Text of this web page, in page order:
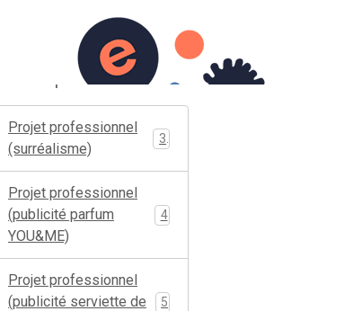
Contact
Albums photos
Projet professionnel
(surréalisme)
Projet professionnel
(publicité parfum
YOU&ME)
4
Projet professionnel
(publicité serviette de